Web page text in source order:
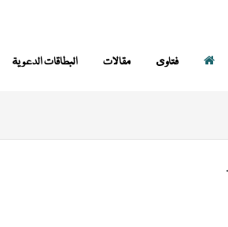
فتاوى مقالات البطاقات الدعوية